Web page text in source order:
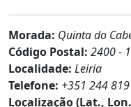
Morada: Quinta do
Código Postal: 2400 -
Localidade: Leiria
Telefone: +351 244
Localização (Lat.,